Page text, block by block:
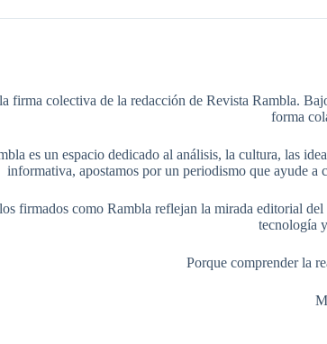
firma colectiva de la redacción de Revista Rambla.
forma
es un espacio dedicado al análisis, la cultura, las
informativa, apostamos por un periodismo que ayude a
firmados como Rambla reflejan la mirada editorial
tecnología
Porque comprender la